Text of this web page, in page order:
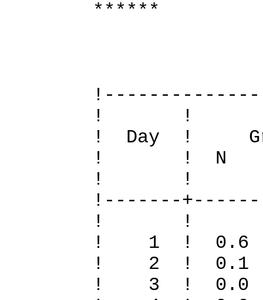
******
!
! Day !
! ! N S
!
!-------
!
! 1 !
! 2 !
! 3 ! 0.0